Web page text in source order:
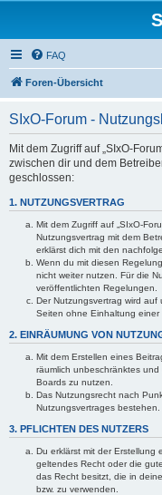
FAQ
Foren-Übersicht
SIxO-Forum -
Mit dem Zugriff auf „SIxO-
zwischen dir und dem
geschlossen:
1. NUTZUNGSVERTRAG
Mit dem Zugriff auf „SIxO-
Nutzungsvertrag mit dem
erklärst dich mit den
Wenn du mit diesen
nicht weiter nutzen. Für die
veröffentlichten Regelungen.
Der Nutzungsvertrag wird
Seiten ohne Einhaltung einer
2. EINRÄUMUNG VON
Mit dem Erstellen eines
räumlich unbeschränktes
Boards zu nutzen.
Das Nutzungsrecht nach
Nutzungsvertrages bestehen.
3. PFLICHTEN DES NUTZERS
Du erklärst mit der Erstellung
geltendes Recht oder die
das Recht besitzt, die in
bzw. zu verwenden.